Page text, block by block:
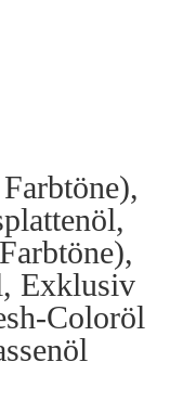
Exklusiv
Coloröl